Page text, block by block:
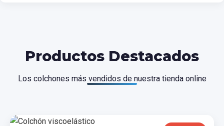
Productos Destacados
Los colchones más vendidos de nuestra tienda online